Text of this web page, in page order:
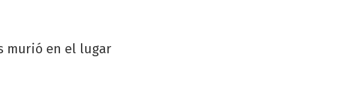
murió en el lugar